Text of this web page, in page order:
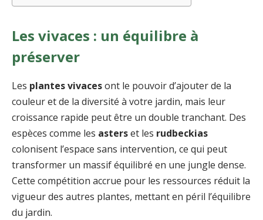
Les vivaces : un équilibre à
préserver
Les plantes vivacesont le pouvoir d’ajouter de la
couleur et de la diversité à votre jardin, mais leur
croissance rapide peut être un double tranchant. Des
espèces comme les asterset les rudbeckias
colonisent l’espace sans intervention, ce qui peut
transformer un massif équilibré en une jungle dense.
Cette compétition accrue pour les ressources réduit la
vigueur des autres plantes, mettant en péril l’équilibre
du jardin.